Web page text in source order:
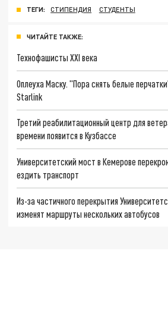
ТЕГИ: СТИПЕНДИЯ СТУДЕНТЫ
ЧИТАЙТЕ ТАКЖЕ:
Технофашисты XXI века
Оплеуха Маску. "Пора снять белые
Starlink
Третий реабилитационный центр для
времени появится в Кузбассе
Университетский мост в Кемерове
ездить транспорт
Из-за частичного перекрытия
изменят маршруты нескольких автобусов